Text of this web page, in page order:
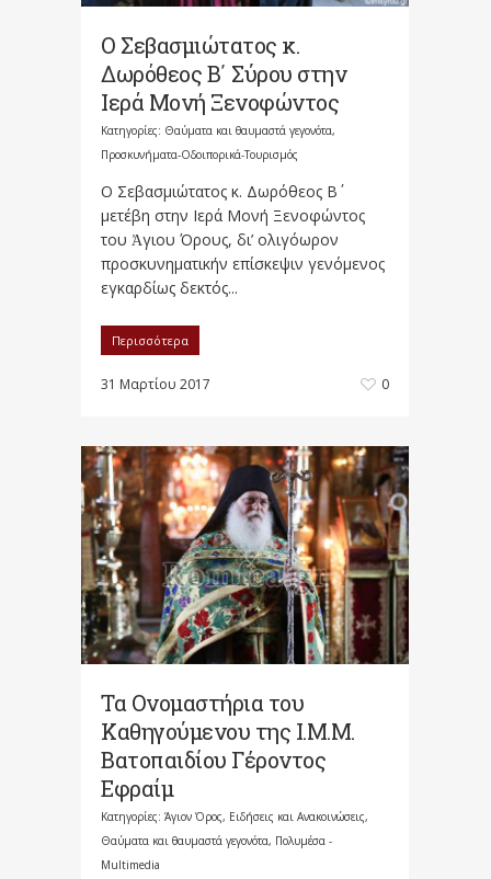
Ο Σεβασμιώτατος κ.
Δωρόθεος Β΄ Σύρου στην
Ιερά Μονή Ξενοφώντος
Κατηγορίες: Θαύματα και θαυμαστά γεγονότα,
Προσκυνήματα-Οδοιπορικά-Τουρισμός
Ο Σεβασμιώτατος κ. Δωρόθεος Β΄
μετέβη στην Ιερά Μονή Ξενοφώντος
του Ἀγιου Όρους, δι’ ολιγόωρον
προσκυνηματικήν επίσκεψιν γενόμενος
εγκαρδίως δεκτός...
Περισσότερα
31 Μαρτίου 2017 0
Τα Ονομαστήρια του
Καθηγούμενου της Ι.Μ.Μ.
Βατοπαιδίου Γέροντος
Εφραίμ
Κατηγορίες: Άγιον Όρος, Ειδήσεις και Ανακοινώσεις,
Θαύματα και θαυμαστά γεγονότα, Πολυμέσα -
Multimedia